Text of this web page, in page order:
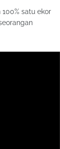
satu ekor